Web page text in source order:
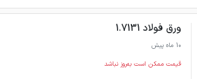
ورق فولاد 1.7131
10 ماه پیش
قیمت ممکن است به‌روز نباشد